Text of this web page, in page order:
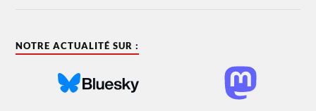
NOTRE ACTUALITÉ SUR :